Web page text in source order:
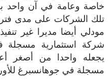
خاصة وعامة في آن واحد
مودلي أيضا مديرا غير
شركة استثمارية مسجلة
يجعله واحدا من أصغر
مسجلة في جوهانسبرغ